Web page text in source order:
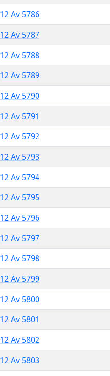
12 Av 5786
12 Av 5787
12 Av 5788
12 Av 5789
12 Av 5790
12 Av 5791
12 Av 5792
12 Av 5793
12 Av 5794
12 Av 5795
12 Av 5796
12 Av 5797
12 Av 5798
12 Av 5799
12 Av 5800
12 Av 5801
12 Av 5802
12 Av 5803